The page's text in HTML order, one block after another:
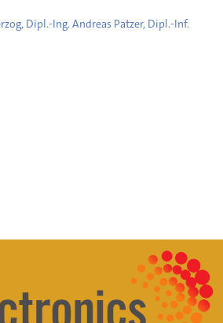
Dipl.-Ing. Andreas Patzer, Dipl.-Inf.